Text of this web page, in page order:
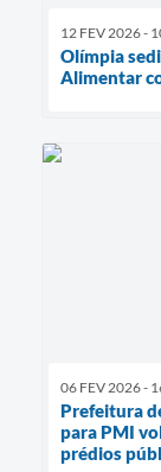
12 FEV 2026 -
Olímpia
Alimentar
06 FEV 2026 -
Prefeitura
para PMI
prédios